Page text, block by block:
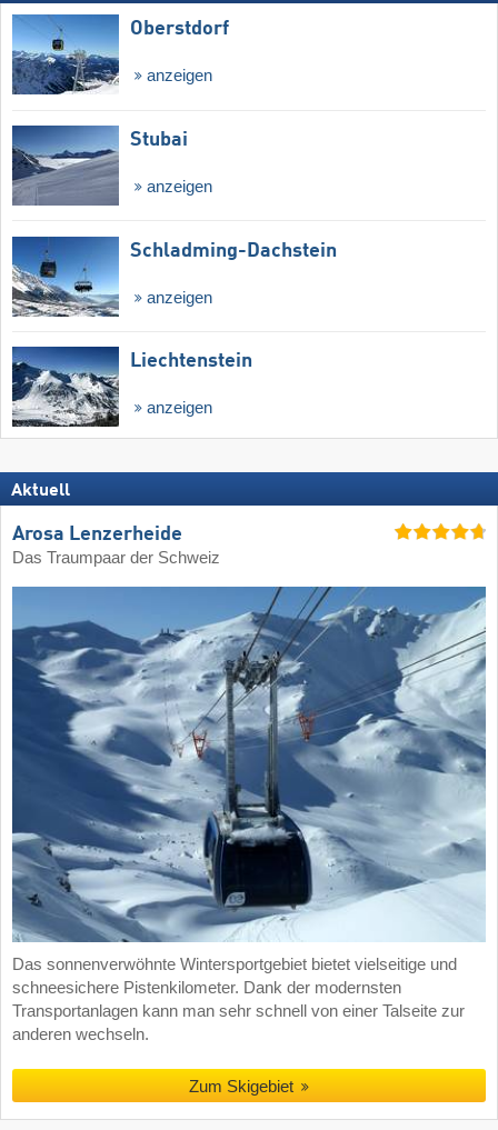
Oberstdorf
anzeigen
Stubai
anzeigen
Schladming-Dachstein
anzeigen
Liechtenstein
anzeigen
Aktuell
Arosa Lenzerheide
Das Traumpaar der Schweiz
Das sonnenverwöhnte Wintersportgebiet bietet vielseitige und
schneesichere Pistenkilometer. Dank der modernsten
Transportanlagen kann man sehr schnell von einer Talseite zur
anderen wechseln.
Zum Skigebiet